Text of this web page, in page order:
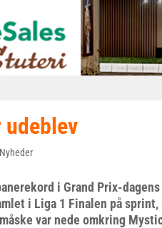
Nyheder
i Grand Prix-
i Liga 1 Finalen på
var nede omkring